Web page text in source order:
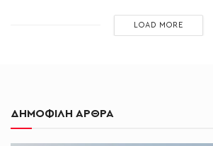
LOAD MORE
ΔΗΜΟΦΙΛΗ ΑΡΘΡΑ